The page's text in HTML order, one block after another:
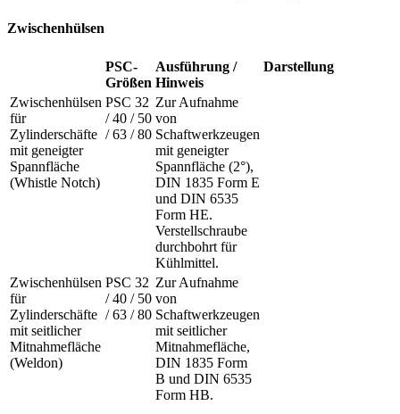
Zwischenhülsen
PSC-
Größen
Ausführung /
Hinweis
Darstellung
Zwischenhülsen
für
Zylinderschäfte
mit geneigter
Spannfläche
(Whistle Notch)
PSC 32
/ 40 / 50
/ 63 / 80
Zur Aufnahme
von
Schaftwerkzeugen
mit geneigter
Spannfläche (2°),
DIN 1835 Form E
und DIN 6535
Form HE.
Verstellschraube
durchbohrt für
Kühlmittel.
Zwischenhülsen
für
Zylinderschäfte
mit seitlicher
Mitnahmefläche
(Weldon)
PSC 32
/ 40 / 50
/ 63 / 80
Zur Aufnahme
von
Schaftwerkzeugen
mit seitlicher
Mitnahmefläche,
DIN 1835 Form
B und DIN 6535
Form HB.